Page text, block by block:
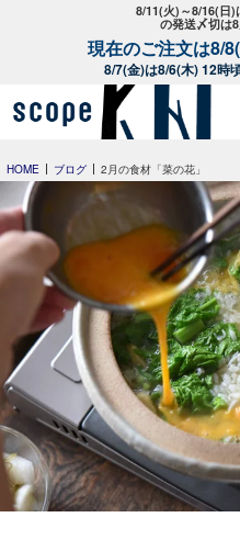
8/11(火)～8/16(日)
の発送〆切は8
現在のご注文は8/
8/7(金)は8/6(木) 12時
HOME ブログ 2月の食材「菜の花」